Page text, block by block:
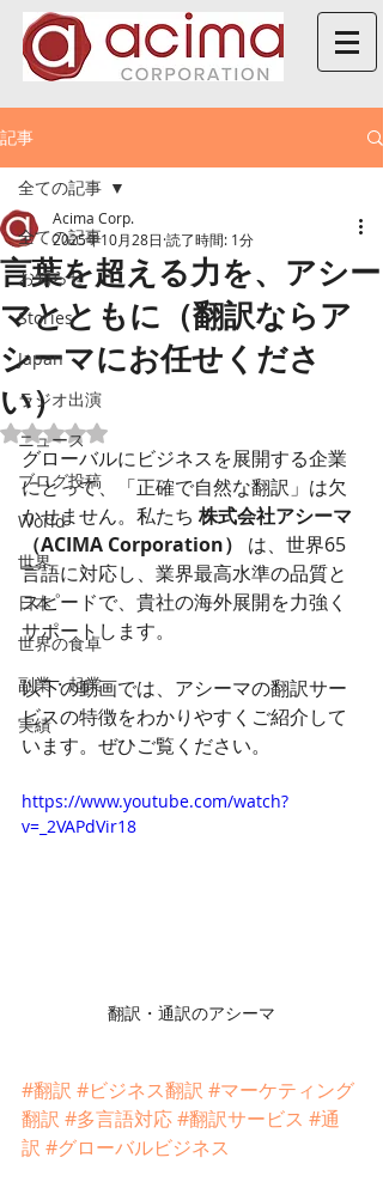
記事
全ての記事
お知らせ
Stories
Japan
ラジオ出演
ニュース
ブログ投稿
World
世界
日本
世界の食卓
副業・起業
実績
全ての記事
言葉を超える力を、アシー
マとともに（翻訳ならア
シーマにお任せくださ
い）
Acima Corp.
2025年10月28日 読了時間: 1分
5つ星のうちNaNと評価されています。
グローバルにビジネスを展開する企業
にとって、「正確で自然な翻訳」は欠
かせません。私たち 株式会社アシーマ
（ACIMA Corporation）
は、世界65
言語に対応し、業界最高水準の品質と
スピードで、貴社の海外展開を力強く
サポートします。
以下の動画では、アシーマの翻訳サー
ビスの特徴をわかりやすくご紹介して
います。ぜひご覧ください。
https://www.youtube.com/watch?
v=_2VAPdVir18
翻訳・通訳のアシーマ
#翻訳 #ビジネス翻訳 #マーケティング
翻訳 #多言語対応#翻訳サービス #通
訳 #グローバルビジネス